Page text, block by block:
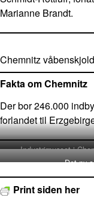
Marianne Brandt.
Chemnitz
Fakta om Chemnitz
Der bor 246.000
forlandet til
Industrimuseet i
Det ny
Print siden her